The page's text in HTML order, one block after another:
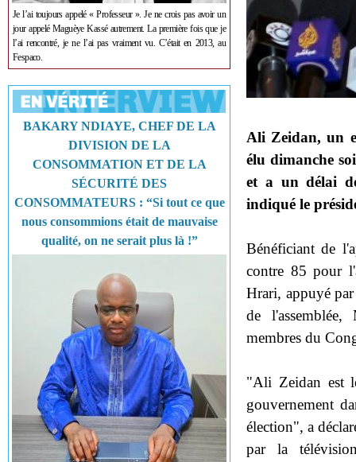
Je l’ai toujours appelé « Professeur ». Je ne crois pas avoir un
jour appelé Maguèye Kassé autrement. La première fois que je
l’ai rencontré, je ne l’ai pas vraiment vu. C’était en 2013, au
Fespaco.
BAKARY NDIAYE, CHEF DE LA
DIVISION DE LA
CONSOMMATION ET DE LA
SÉCURITÉ DES
CONSOMMATEURS : “Si tout ce que
nous consommions était de mauvaise
qualité, on ne serait plus là !”
Ali Zeidan, un
élu dimanche
et a un délai
indiqué le
Bénéficiant de
contre 85 pour
Hrari, appuyé par
de
membres du
"Ali Zeidan est
gouvernement
élection", a
par la